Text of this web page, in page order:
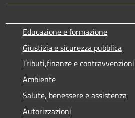
Educazione e formazione
Giustizia e sicurezza pubblica
Tributi,finanze e contravvenzioni
Ambiente
Salute, benessere e assistenza
Autorizzazioni